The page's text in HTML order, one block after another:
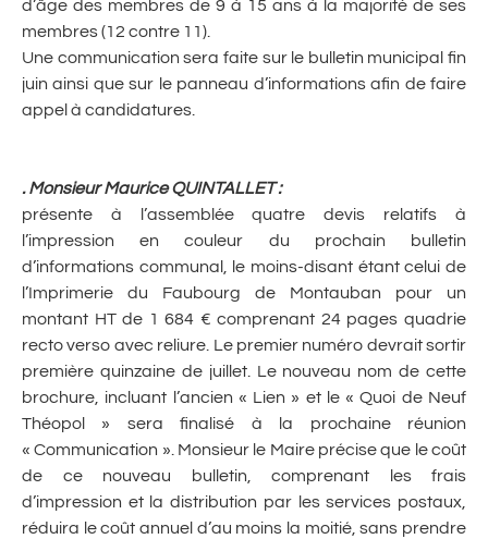
d’âge des membres de 9 à 15 ans à la majorité de ses
membres (12 contre 11).
Une communication sera faite sur le bulletin municipal fin
juin ainsi que sur le panneau d’informations afin de faire
appel à candidatures.
. Monsieur Maurice QUINTALLET :
présente à l’assemblée quatre devis relatifs à
l’impression en couleur du prochain bulletin
d’informations communal, le moins-disant étant celui de
l’Imprimerie du Faubourg de Montauban pour un
montant HT de 1 684 € comprenant 24 pages quadrie
recto verso avec reliure. Le premier numéro devrait sortir
première quinzaine de juillet. Le nouveau nom de cette
brochure, incluant l’ancien « Lien » et le « Quoi de Neuf
Théopol » sera finalisé à la prochaine réunion
« Communication ». Monsieur le Maire précise que le coût
de ce nouveau bulletin, comprenant les frais
d’impression et la distribution par les services postaux,
réduira le coût annuel d’au moins la moitié, sans prendre